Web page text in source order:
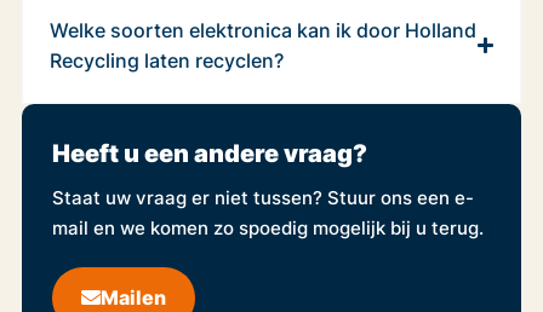
Welke soorten elektronica kan ik door Holland
Recycling laten recyclen?
Heeft u een andere vraag?
Staat uw vraag er niet tussen? Stuur ons een e-
mail en we komen zo spoedig mogelijk bij u terug.
Mailen